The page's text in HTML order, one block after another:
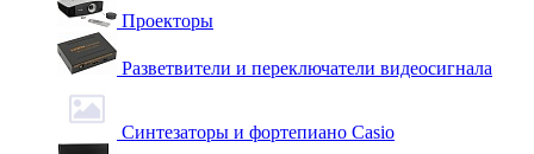
Проекторы
Разветвители и переключатели видеосигнала
Синтезаторы и фортепиано Casio